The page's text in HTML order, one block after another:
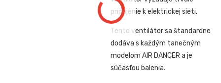
pripojenie k elektrickej sieti.
Tento ventilátor sa štandardne
dodáva s každým tanečným
modelom AIR DANCER a je
súčasťou balenia.